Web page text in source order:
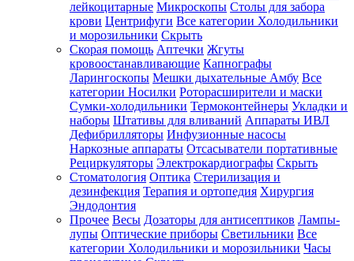
лейкоцитарные Микроскопы Столы для забора
крови Центрифуги Все категории Холодильники
и морозильники Скрыть
Скорая помощь Аптечки Жгуты
кровоостанавливающие Капнографы
Ларингоскопы Мешки дыхательные Амбу Все
категории Носилки Роторасширители и маски
Сумки-холодильники Термоконтейнеры Укладки и
наборы Штативы для вливаний Аппараты ИВЛ
Дефибрилляторы Инфузионные насосы
Наркозные аппараты Отсасыватели портативные
Рециркуляторы Электрокардиографы Скрыть
Стоматология Оптика Стерилизация и
дезинфекция Терапия и ортопедия Хирургия
Эндодонтия
Прочее Весы Дозаторы для антисептиков Лампы-
лупы Оптические приборы Светильники Все
категории Холодильники и морозильники Часы